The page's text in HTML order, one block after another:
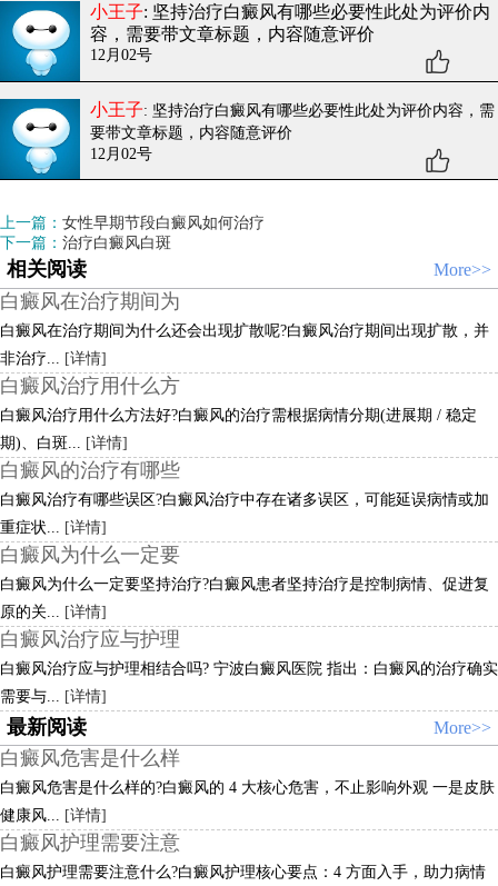
小王子: 坚持治疗白癜风有哪些必要性此处为评价内
容，需要带文章标题，内容随意评价
12月02号
小王子: 坚持治疗白癜风有哪些必要性此处为评价内容，需
要带文章标题，内容随意评价
12月02号
上一篇： 女性早期节段白癜风如何治疗
下一篇： 治疗白癜风白斑
相关阅读 More>>
白癜风在治疗期间为
白癜风在治疗期间为什么还会出现扩散呢?白癜风治疗期间出现扩散，并
非治疗... [详情]
白癜风治疗用什么方
白癜风治疗用什么方法好?白癜风的治疗需根据病情分期(进展期 / 稳定
期)、白斑... [详情]
白癜风的治疗有哪些
白癜风治疗有哪些误区?白癜风治疗中存在诸多误区，可能延误病情或加
重症状... [详情]
白癜风为什么一定要
白癜风为什么一定要坚持治疗?白癜风患者坚持治疗是控制病情、促进复
原的关... [详情]
白癜风治疗应与护理
白癜风治疗应与护理相结合吗? 宁波白癜风医院 指出：白癜风的治疗确实
需要与... [详情]
最新阅读 More>>
白癜风危害是什么样
白癜风危害是什么样的?白癜风的 4 大核心危害，不止影响外观 一是皮肤
健康风... [详情]
白癜风护理需要注意
白癜风护理需要注意什么?白癜风护理核心要点：4 方面入手，助力病情